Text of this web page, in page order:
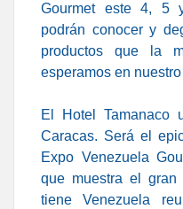
Gourmet este 4, 5
podrán conocer y
productos que la
esperamos en nuestro
El Hotel Tamanaco
Caracas. Será el
Expo Venezuela
que muestra el gran
tiene Venezuela